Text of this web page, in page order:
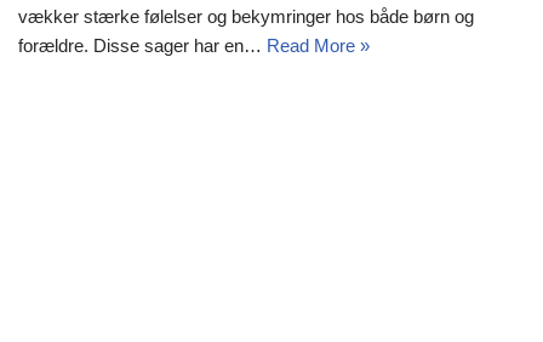
vækker stærke følelser og bekymringer hos både børn og
forældre. Disse sager har en… Read More »